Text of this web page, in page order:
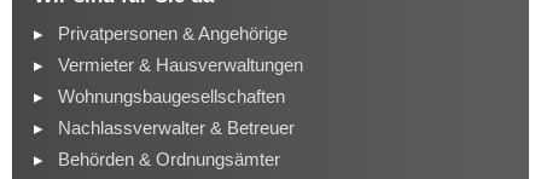
Privatpersonen & Angehörige
Vermieter & Hausverwaltungen
Wohnungsbaugesellschaften
Nachlassverwalter & Betreuer
Behörden & Ordnungsämter